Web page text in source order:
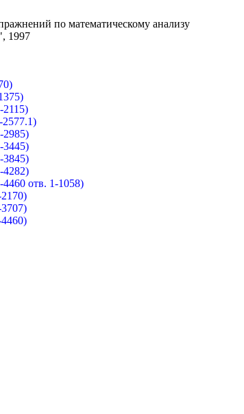
по математическому анализу
1997
отв. 1-1058)